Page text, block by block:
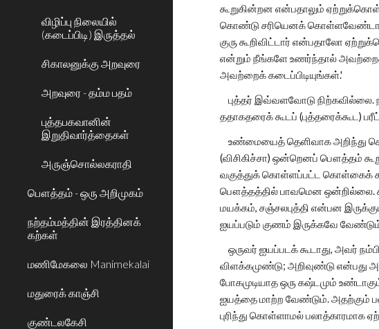
விழிப்பு நிலையில்
(கடைப்பிடி) இருத்தல்
சிகாலனுக்கு அறவுரை
அறவுரை - தம்ம பதம்
புத்தபகவானின்
இறுதிவார்த்தைகள்
அருஞ்சொல்லகராதி
பௌத்தம் - ஒரு அறிமுகம்
நற்தம்மத்தின் இரத்தினக்
கற்கள்
மணிமேகலை Manimekalai
மதுரைக் காஞ்சி
குண்டலகேசி
கூறுகின்றன என்பதாலும்
கொண்டு சரியெனக் கொள்ளவேண்டாம்.
குரு கூறிவிட்டார் என்பதாலோ
என்றும் நீங்களே உணர்ந்தால்
அவற்றைக் கடைப்பிடியுங்கள்.'
புத்தர் இவ்வளவோடு
ததாகதரைக் கூடப் (புத்தரைக்கூட)
உண்மையைத் தெளிவாக அறிந்து
(விசிகிச்சா) ஒன்றெனப் பௌத்தம்
வகுத்துக் கொள்ளப்பட்ட கொள்கைக்
பௌத்தத்தில் பாவமென ஒன்றில்லை.
மயக்கம், சஞ்சலபுத்தி என்பன
ஐயப்படும் குணம் இருக்கவே
ஒருவர் ஐயப்படக் கூடாது, அவர்
விளக்கமுண்டு; அறிவுண்டு என்பது
போகமுடியாத ஒரு கஷ்டமும்
ஐயத்தை மாற்ற வேண்டும். அதற்கும்
புரிந்து கொள்ளாமல்